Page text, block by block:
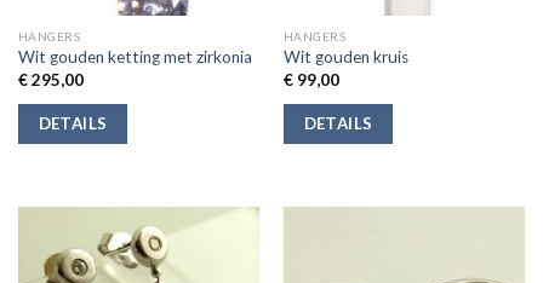
HANGERS
Wit gouden ketting met zirkonia
€295,00
DETAILS
HANGERS
Wit gouden kruis
€99,00
DETAILS